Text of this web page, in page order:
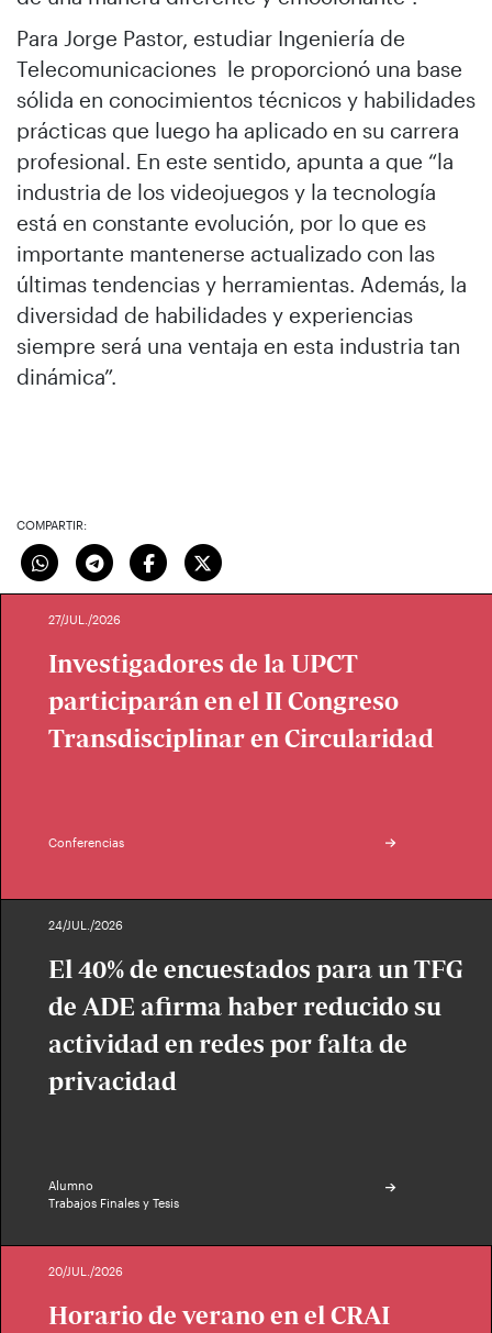
Para Jorge Pastor, estudiar Ingeniería de
Telecomunicaciones le proporcionó una base
sólida en conocimientos técnicos y habilidades
prácticas que luego ha aplicado en su carrera
profesional. En este sentido, apunta a que “la
industria de los videojuegos y la tecnología
está en constante evolución, por lo que es
importante mantenerse actualizado con las
últimas tendencias y herramientas. Además, la
diversidad de habilidades y experiencias
siempre será una ventaja en esta industria tan
dinámica”.
COMPARTIR:
27/JUL./2026
Investigadores de la UPCT
participarán en el II Congreso
Transdisciplinar en Circularidad
Conferencias
24/JUL./2026
El 40% de encuestados para un TFG
de ADE afirma haber reducido su
actividad en redes por falta de
privacidad
Alumno
Trabajos Finales y Tesis
20/JUL./2026
Horario de verano en el CRAI